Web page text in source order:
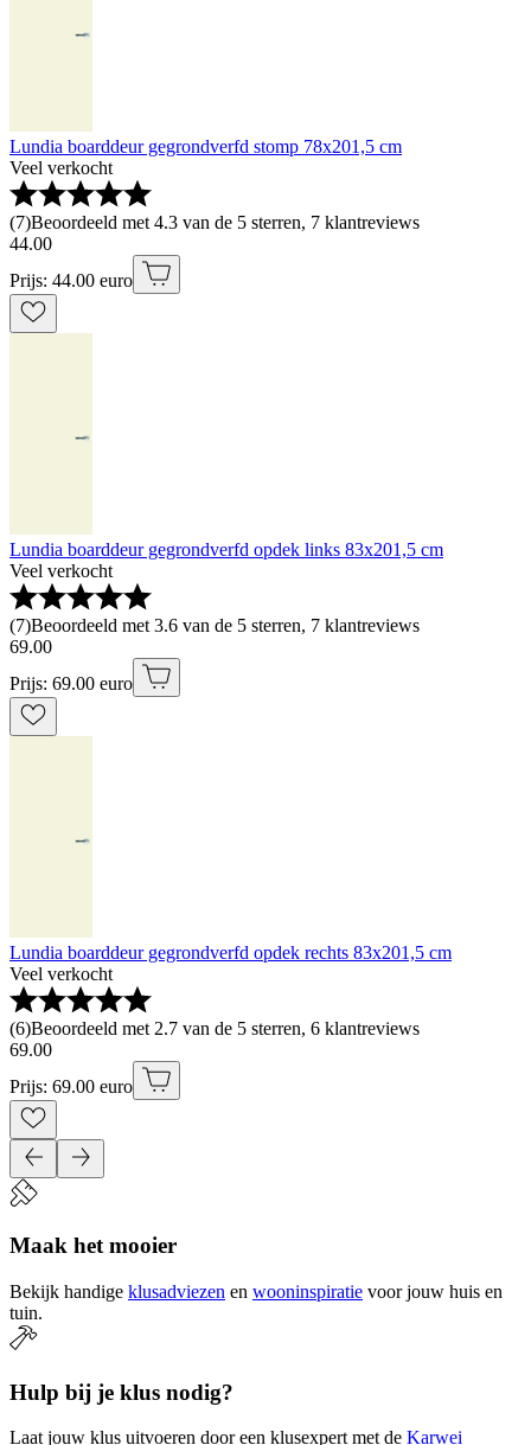
Lundia boarddeur gegrondverfd stomp 78x201,5 cm
Veel verkocht
(7)Beoordeeld met 4.3 van de 5 sterren, 7 klantreviews
44.00
Prijs: 44.00 euro
Lundia boarddeur gegrondverfd opdek links 83x201,5 cm
Veel verkocht
(7)Beoordeeld met 3.6 van de 5 sterren, 7 klantreviews
69.00
Prijs: 69.00 euro
Lundia boarddeur gegrondverfd opdek rechts 83x201,5 cm
Veel verkocht
(6)Beoordeeld met 2.7 van de 5 sterren, 6 klantreviews
69.00
Prijs: 69.00 euro
Maak het mooier
Bekijk handige klusadviezen en wooninspiratie voor jouw huis en
tuin.
Hulp bij je klus nodig?
Laat jouw klus uitvoeren door een klusexpert met de Karwei